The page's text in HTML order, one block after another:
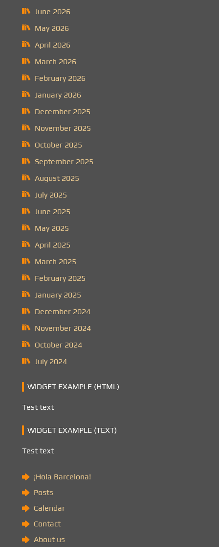
June 2026
May 2026
April 2026
March 2026
February 2026
January 2026
December 2025
November 2025
October 2025
September 2025
August 2025
July 2025
June 2025
May 2025
April 2025
March 2025
February 2025
January 2025
December 2024
November 2024
October 2024
July 2024
WIDGET EXAMPLE (HTML)
Test text
WIDGET EXAMPLE (TEXT)
Test text
¡Hola Barcelona!
Posts
Calendar
Contact
About us